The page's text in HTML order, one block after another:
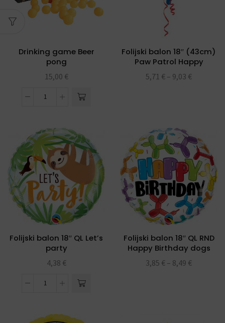
Drinking game Beer
pong
15,00 €
Folijski balon 18″ (43cm)
Paw Patrol Happy
Birthday
5,71 € – 9,03 €
Folijski balon 18″ QL Let’s
party
4,38 €
Folijski balon 18″ QL RND
Happy Birthday dogs
3,85 € – 8,49 €